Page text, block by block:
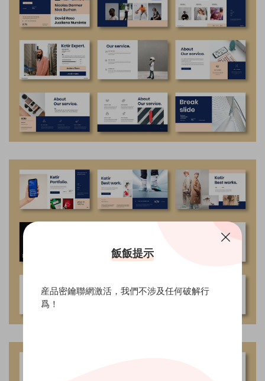
飯飯提示
産品密鑰聯網激活，我們不涉及任何破解行
爲！